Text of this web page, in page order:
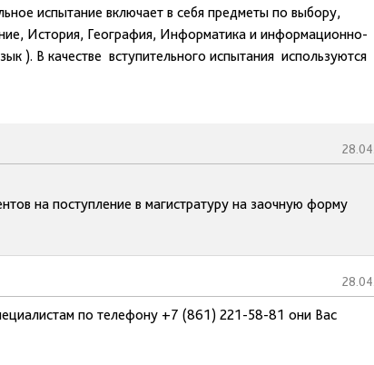
испытание включает в себя предметы по выбору,
История, География, Информатика и информационно-
). В качестве вступительного испытания используются
на поступление в магистратуру на заочную форму
по телефону +7 (861) 221-58-81 они Вас